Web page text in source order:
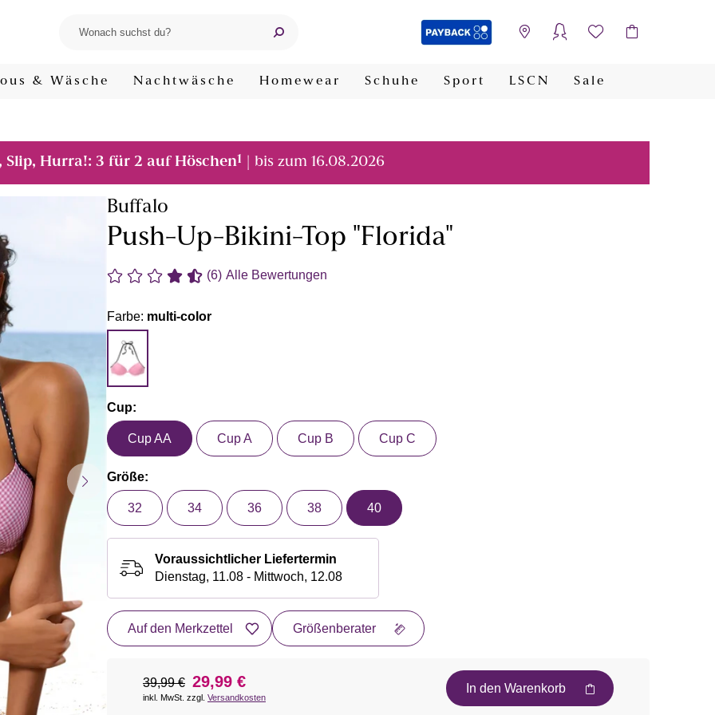
& Wäsche Nachtwäsche Homewear Schuhe Sport LSCN Sale
Slip, Hurra!: 3 für 2 auf Höschen1 | bis zum 16.08.2026
Buffalo
Push-Up-Bikini-Top "Florida"
(6) Alle Bewertungen
Farbe: multi-color
Cup:
Cup AA Cup A Cup B Cup C
Größe:
32 34 36 38 40
Voraussichtlicher Liefertermin
Dienstag, 11.08 - Mittwoch, 12.08
Auf den Merkzettel Größenberater
39,99 € 29,99 €
inkl. MwSt. zzgl. Versandkosten
In den Warenkorb